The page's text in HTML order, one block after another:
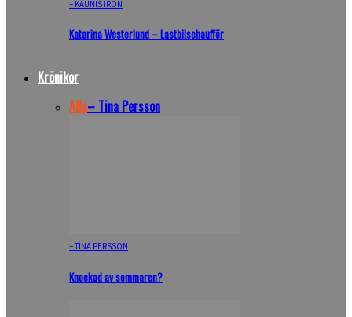
– KAUNIS IRON
Katarina Westerlund – Lastbilschaufför
Krönikor
Alla– Tina Persson
– TINA PERSSON
Knockad av sommaren?